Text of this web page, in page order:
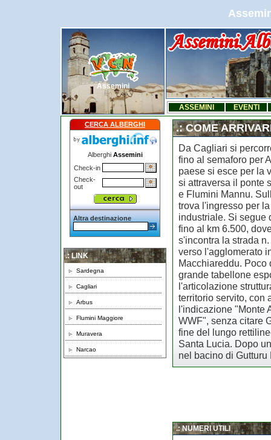
Assemini
ASSEMINI EVENTI
CERCA ALBERGHI
Alberghi Assemini
Check-in
Check-
out
Altra destinazione
.: LINK
Sardegna
Cagliari
Arbus
Flumini Maggiore
Muravera
Narcao
.: COME
Da Cagliari si
fino al semaforo per
paese si esce per la
si attraversa il ponte
e Flumini Mannu.
trova l'ingresso per
industriale. Si segue
fino al km 6.500,
s'incontra la strada
verso l'agglomerato
Macchiareddu. Poco
grande tabellone
l'articolazione
territorio servito, con
l'indicazione "Monte
WWF", senza citare
fine del lungo
Santa Lucia. Dopo
nel bacino di Gutturu
.: NUMERI UTILI